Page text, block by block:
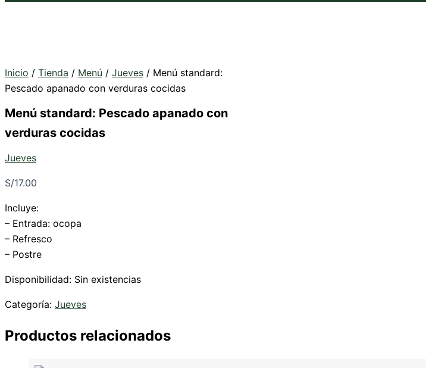
Inicio / Tienda / Menú / Jueves / Menú standard:
Pescado apanado con verduras cocidas
Menú standard: Pescado apanado con
verduras cocidas
Jueves
S/17.00
Incluye:
– Entrada: ocopa
– Refresco
– Postre
Disponibilidad: Sin existencias
Categoría: Jueves
Productos relacionados